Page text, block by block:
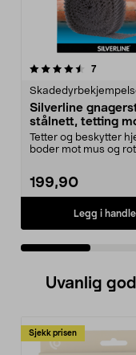
7
Silverline
stålnett, tetting
cm x 10 m
Tetter og beskytter
boder mot mus og
199,90
Legg i
3.5 av 5
Uvanlig
Sjekk prisen